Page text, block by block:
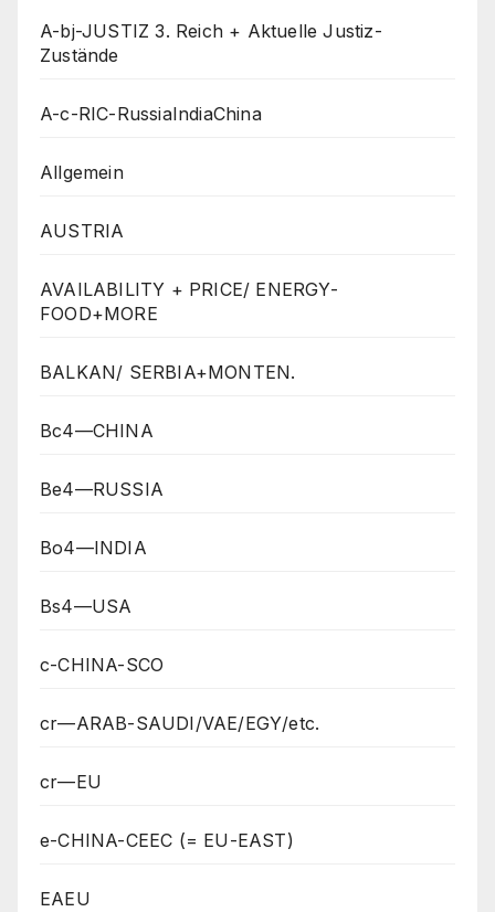
A-bj-JUSTIZ 3. Reich + Aktuelle Justiz-
Zustände
A-c-RIC-RussiaIndiaChina
Allgemein
AUSTRIA
AVAILABILITY + PRICE/ ENERGY-
FOOD+MORE
BALKAN/ SERBIA+MONTEN.
Bc4—CHINA
Be4—RUSSIA
Bo4—INDIA
Bs4—USA
c-CHINA-SCO
cr—ARAB-SAUDI/VAE/EGY/etc.
cr—EU
e-CHINA-CEEC (= EU-EAST)
EAEU